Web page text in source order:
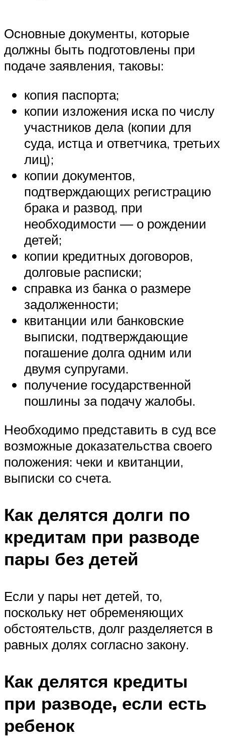
Основные документы, которые
должны быть подготовлены при
подаче заявления, таковы:
копия паспорта;
копии изложения иска по числу
участников дела (копии для
суда, истца и ответчика, третьих
лиц);
копии документов,
подтверждающих регистрацию
брака и развод, при
необходимости — о рождении
детей;
копии кредитных договоров,
долговые расписки;
справка из банка о размере
задолженности;
квитанции или банковские
выписки, подтверждающие
погашение долга одним или
двумя супругами.
получение государственной
пошлины за подачу жалобы.
Необходимо представить в суд все
возможные доказательства своего
положения: чеки и квитанции,
выписки со счета.
Как делятся долги по
кредитам при разводе
пары без детей
Если у пары нет детей, то,
поскольку нет обременяющих
обстоятельств, долг разделяется в
равных долях согласно закону.
Как делятся кредиты
при разводе, если есть
ребенок